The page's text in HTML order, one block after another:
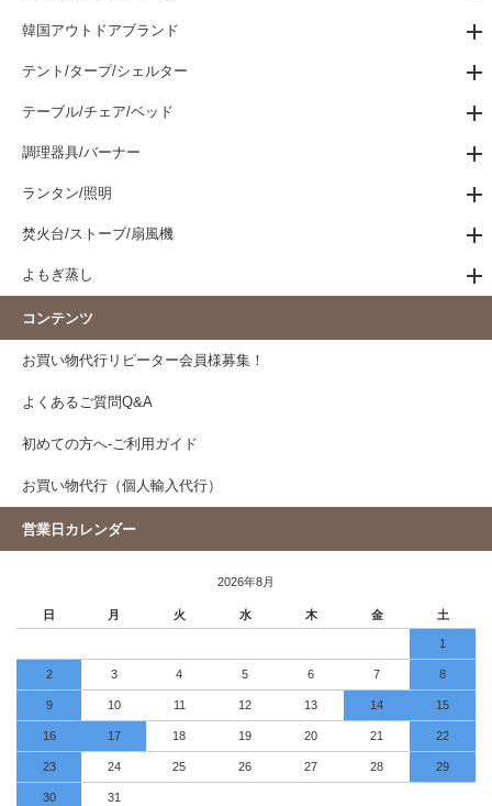
韓国アウトドアブランド
テント/タープ/シェルター
テーブル/チェア/ベッド
調理器具/バーナー
ランタン/照明
焚火台/ストーブ/扇風機
よもぎ蒸し
コンテンツ
お買い物代行リピーター会員様募集！
よくあるご質問Q&A
初めての方へ-ご利用ガイド
お買い物代行（個人輸入代行）
営業日カレンダー
2026年8月
日 月 火 水 木 金 土
1
2 3 4 5 6 7 8
9 10 11 12 13 14 15
16 17 18 19 20 21 22
23 24 25 26 27 28 29
30 31